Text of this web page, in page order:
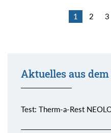
1 2 3
Aktuelles aus
Test: Therm-a-Rest